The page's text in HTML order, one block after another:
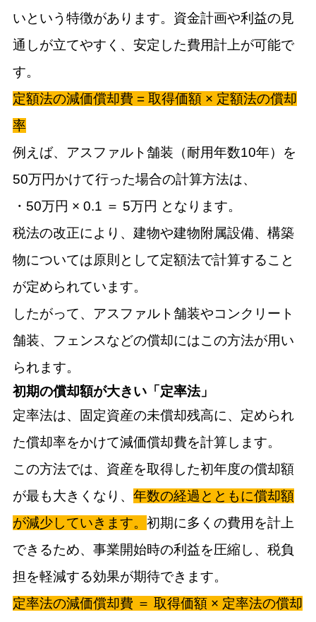
いという特徴があります。資金計画や利益の見
通しが立てやすく、安定した費用計上が可能で
す。
定額法の減価償却費 = 取得価額 × 定額法の償却
率
例えば、アスファルト舗装（耐用年数10年）を
50万円かけて行った場合の計算方法は、
・50万円 × 0.1 ＝ 5万円 となります。
税法の改正により、建物や建物附属設備、構築
物については原則として定額法で計算すること
が定められています。
したがって、アスファルト舗装やコンクリート
舗装、フェンスなどの償却にはこの方法が用い
られます。
初期の償却額が大きい「定率法」
定率法は、固定資産の未償却残高に、定められ
た償却率をかけて減価償却費を計算します。
この方法では、資産を取得した初年度の償却額
が最も大きくなり、 年数の経過とともに償却額
が減少していきます。 初期に多くの費用を計上
できるため、事業開始時の利益を圧縮し、税負
担を軽減する効果が期待できます。
定率法の減価償却費 ＝ 取得価額 × 定率法の償却